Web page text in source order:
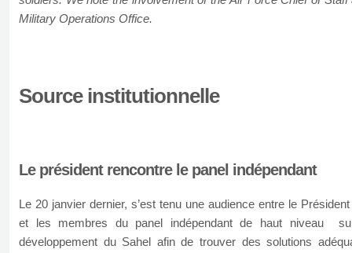
Military Operations Office.
Source institutionnelle
Le président rencontre le panel indépendant
Le 20 janvier dernier, s’est tenu une audience entre le
et les membres du panel indépendant de haut niveau
développement du Sahel afin de trouver des solutions